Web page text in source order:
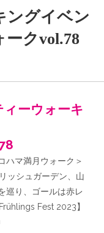
ングイベン
ークvol.78
ーウォーキ
ハマ満月ウォーク＞
ッシュガーデン、山
巡り、ゴールは赤レ
Fest 2023】